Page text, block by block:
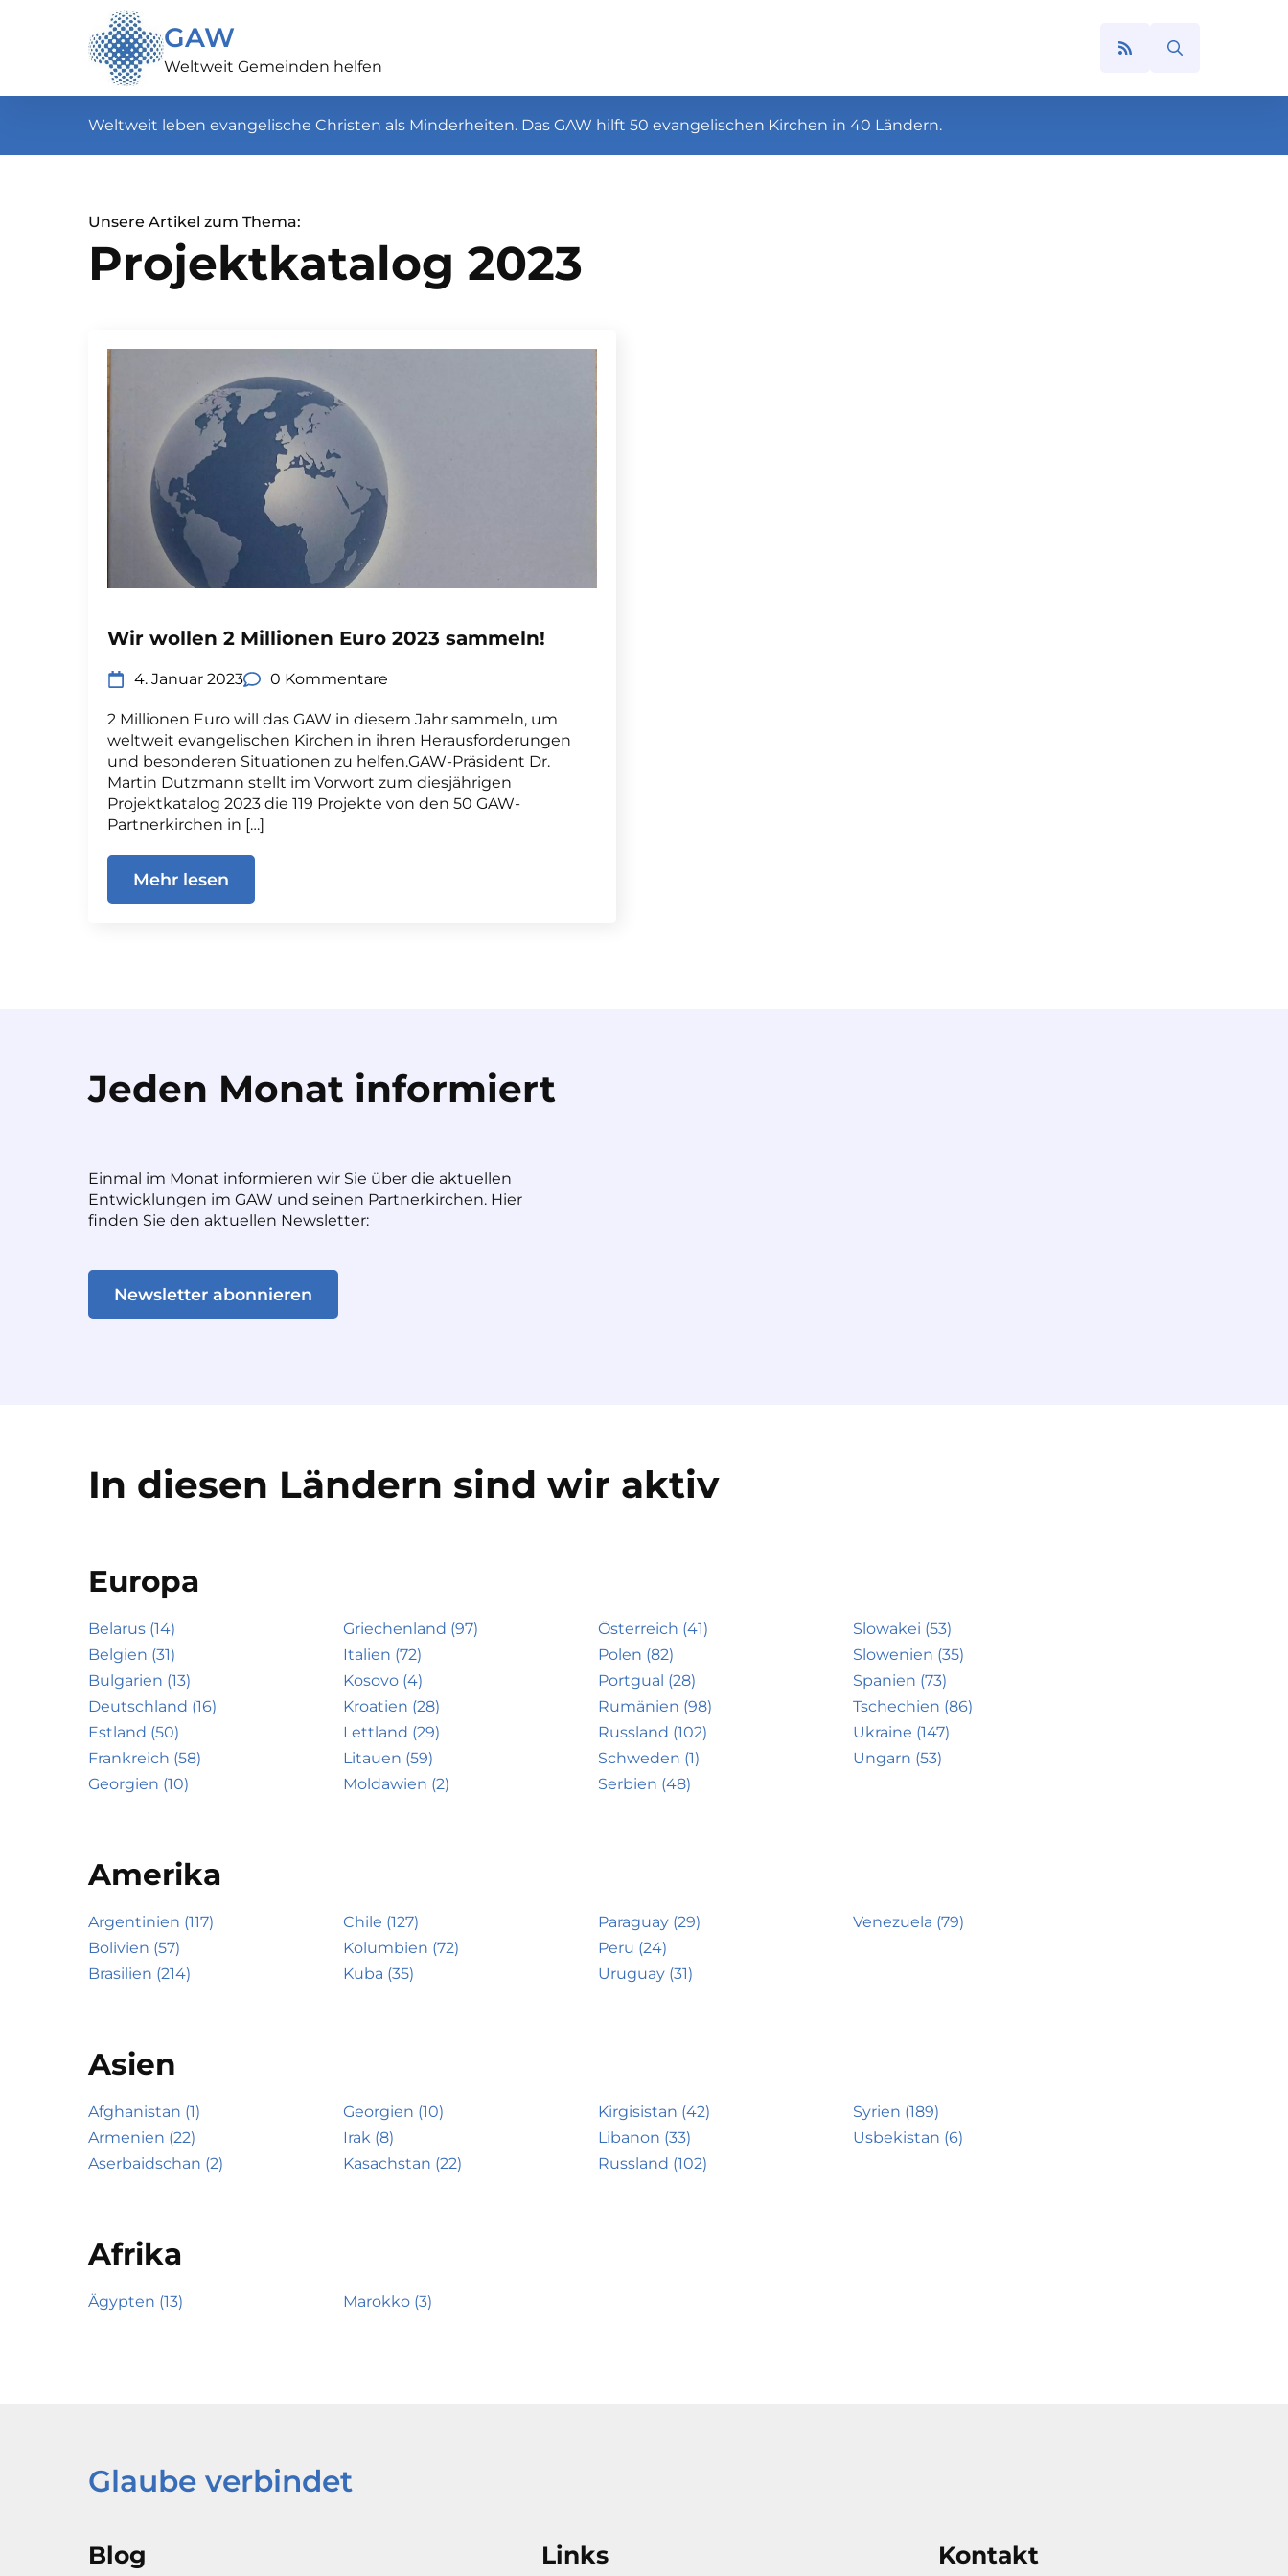
GAW
Weltweit Gemeinden helfen
Weltweit leben evangelische Christen als Minderheiten. Das GAW hilft 50 evangelischen Kirchen in 40 Ländern.
Unsere Artikel zum Thema:
Projektkatalog 2023
Wir wollen 2 Millionen Euro 2023 sammeln!
4. Januar 2023 0 Kommentare
2 Millionen Euro will das GAW in diesem Jahr sammeln, um
weltweit evangelischen Kirchen in ihren Herausforderungen
und besonderen Situationen zu helfen.GAW-Präsident Dr.
Martin Dutzmann stellt im Vorwort zum diesjährigen
Projektkatalog 2023 die 119 Projekte von den 50 GAW-
Partnerkirchen in […]
Mehr lesen
Jeden Monat informiert
Einmal im Monat informieren wir Sie über die aktuellen
Entwicklungen im GAW und seinen Partnerkirchen. Hier
finden Sie den aktuellen Newsletter:
Newsletter abonnieren
In diesen Ländern sind wir aktiv
Europa
Belarus (14)
Belgien (31)
Bulgarien (13)
Deutschland (16)
Estland (50)
Frankreich (58)
Georgien (10)
Griechenland (97)
Italien (72)
Kosovo (4)
Kroatien (28)
Lettland (29)
Litauen (59)
Moldawien (2)
Österreich (41)
Polen (82)
Portgual (28)
Rumänien (98)
Russland (102)
Schweden (1)
Serbien (48)
Slowakei (53)
Slowenien (35)
Spanien (73)
Tschechien (86)
Ukraine (147)
Ungarn (53)
Amerika
Argentinien (117)
Bolivien (57)
Brasilien (214)
Chile (127)
Kolumbien (72)
Kuba (35)
Paraguay (29)
Peru (24)
Uruguay (31)
Venezuela (79)
Asien
Afghanistan (1)
Armenien (22)
Aserbaidschan (2)
Georgien (10)
Irak (8)
Kasachstan (22)
Kirgisistan (42)
Libanon (33)
Russland (102)
Syrien (189)
Usbekistan (6)
Afrika
Ägypten (13) Marokko (3)
Glaube verbindet
Blog Links Kontakt